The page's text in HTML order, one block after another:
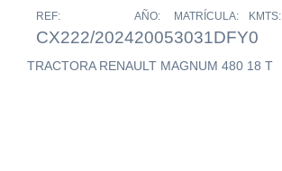
REF:
CX222/2024
AÑO:
2005
MATRÍCULA:
3031DFY
KMTS:
0
TRACTORA RENAULT MAGNUM 480 18 T